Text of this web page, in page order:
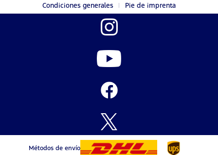
Condiciones generales
Pie de imprenta
Métodos de envío